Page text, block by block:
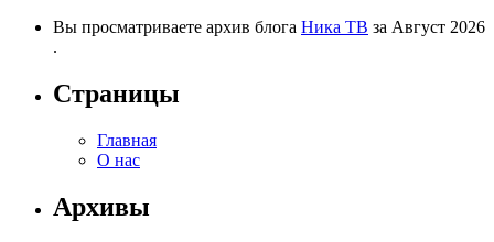
Вы просматриваете архив блога Ника ТВ за Август 2026
.
Страницы
Главная
О нас
Архивы